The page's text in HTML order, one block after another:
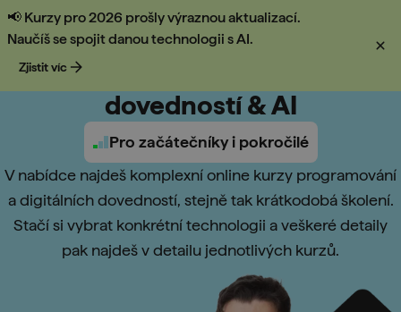
📢 Kurzy pro 2026 prošly výraznou aktualizací.
Naučíš se spojit danou technologii s AI.
Zjistit víc
Kurzy
Přehled kurzů
Pro začátečníky i pokročilé
Kurzy programování, digitálních
dovedností & AI
V nabídce najdeš komplexní online kurzy programování
a digitálních dovedností, stejně tak krátkodobá školení.
Stačí si vybrat konkrétní technologii a veškeré detaily
pak najdeš v detailu jednotlivých kurzů.